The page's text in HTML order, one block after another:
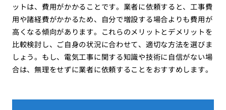
ットは、費用がかかることです。業者に依頼すると、工事費
用や諸経費がかかるため、自分で増設する場合よりも費用が
高くなる傾向があります。これらのメリットとデメリットを
比較検討し、ご自身の状況に合わせて、適切な方法を選びま
しょう。もし、電気工事に関する知識や技術に自信がない場
合は、無理をせずに業者に依頼することをおすすめします。